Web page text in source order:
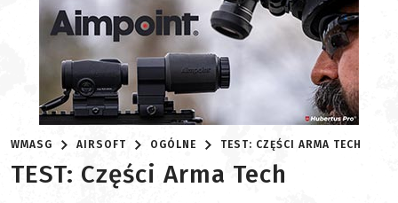
WMASG AIRSOFT OGÓLNE TEST: CZĘŚCI ARMA TECH
TEST: Części Arma Tech